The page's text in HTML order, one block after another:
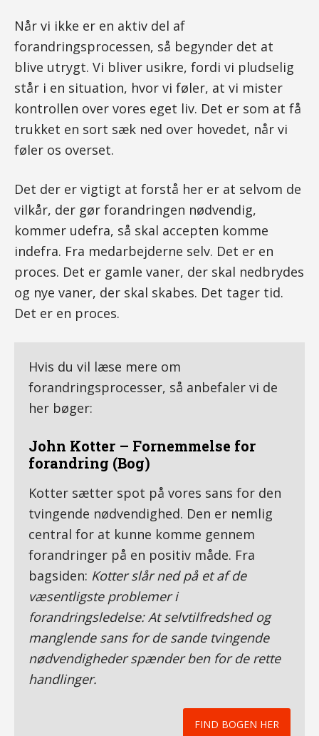
Når vi ikke er en aktiv del af
forandringsprocessen, så begynder det at
blive utrygt. Vi bliver usikre, fordi vi pludselig
står i en situation, hvor vi føler, at vi mister
kontrollen over vores eget liv. Det er som at få
trukket en sort sæk ned over hovedet, når vi
føler os overset.
Det der er vigtigt at forstå her er at selvom de
vilkår, der gør forandringen nødvendig,
kommer udefra, så skal accepten komme
indefra. Fra medarbejderne selv. Det er en
proces. Det er gamle vaner, der skal nedbrydes
og nye vaner, der skal skabes. Det tager tid.
Det er en proces.
Hvis du vil læse mere om
forandringsprocesser, så anbefaler vi de
her bøger:
John Kotter – Fornemmelse for
forandring (Bog)
Kotter sætter spot på vores sans for den
tvingende nødvendighed. Den er nemlig
central for at kunne komme gennem
forandringer på en positiv måde. Fra
bagsiden: Kotter slår ned på et af de
væsentligste problemer i
forandringsledelse: At selvtilfredshed og
manglende sans for de sande tvingende
nødvendigheder spænder ben for de rette
handlinger.
FIND BOGEN HER